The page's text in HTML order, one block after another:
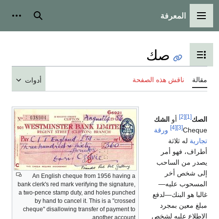
الرئيسية
المعرفة أدوات
عرض جدول المحتويات
صك
ناقش هذه الصفحة
An English cheque from 1956 having a
bank clerk's red mark verifying the signature,
a two-pence stamp duty, and holes punched
by hand to cancel it. This is a "crossed
cheque" disallowing transfer of payment to
another account.
[2] أوالشك
ورقة
له ثلاثة
فهو أمر
من الساحب
شخص أخر
عليه—
هو البنك—لدفع
معين بمجرد
عليه لشخص